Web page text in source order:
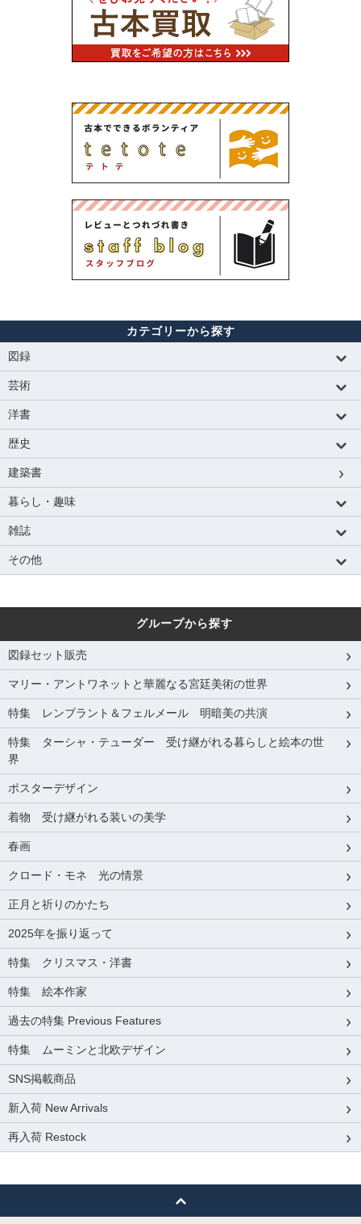
カテゴリーから探す
図録
芸術
洋書
歴史
建築書
暮らし・趣味
雑誌
その他
グループから探す
図録セット販売
マリー・アントワネットと華麗なる宮廷美術の世界
特集 レンブラント＆フェルメール 明暗美の共演
特集 ターシャ・テューダー 受け継がれる暮らしと絵本の世
界
ポスターデザイン
着物 受け継がれる装いの美学
春画
クロード・モネ 光の情景
正月と祈りのかたち
2025年を振り返って
特集 クリスマス・洋書
特集 絵本作家
過去の特集 Previous Features
特集 ムーミンと北欧デザイン
SNS掲載商品
新入荷 New Arrivals
再入荷 Restock